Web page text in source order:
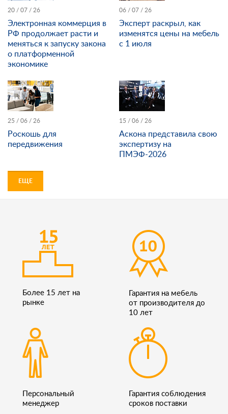
20 / 07 / 26
Электронная коммерция в
РФ продолжает расти и
меняться к запуску закона
о платформенной
экономике
06 / 07 / 26
Эксперт раскрыл, как
изменятся цены на мебель
с 1 июля
25 / 06 / 26
Роскошь для
передвижения
15 / 06 / 26
Аскона представила свою
экспертизу на
ПМЭФ-2026
ЕЩЕ
Более 15 лет на
рынке
Гарантия на мебель
от производителя до
10 лет
Персональный
менеджер
Гарантия соблюдения
сроков поставки